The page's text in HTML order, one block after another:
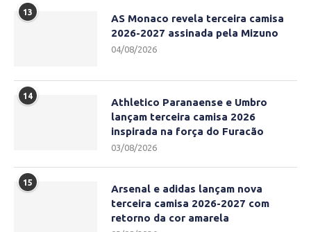
13
AS Monaco revela terceira camisa
2026-2027 assinada pela Mizuno
04/08/2026
14
Athletico Paranaense e Umbro
lançam terceira camisa 2026
inspirada na força do Furacão
03/08/2026
15
Arsenal e adidas lançam nova
terceira camisa 2026-2027 com
retorno da cor amarela